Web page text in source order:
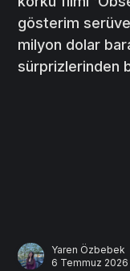
gösterim
milyon dolar
sürprizlerinden
Yaren Özbebek
6 Temmuz